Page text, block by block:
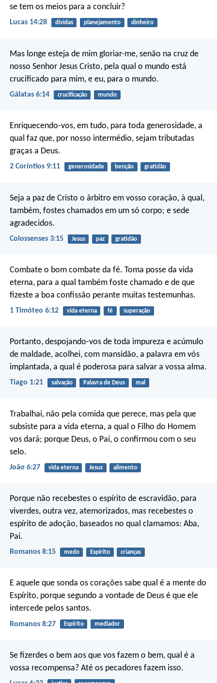
se tem os meios para a concluir?
Lucas 14:28 dívidas planejamento dinheiro
Mas longe esteja de mim gloriar-me, senão na cruz de
nosso Senhor Jesus Cristo, pela qual o mundo está
crucificado para mim, e eu, para o mundo.
Gálatas 6:14 crucificação mundo
Enriquecendo-vos, em tudo, para toda generosidade, a
qual faz que, por nosso intermédio, sejam tributadas
graças a Deus.
2 Coríntios 9:11 generosidade benção gratidão
Seja a paz de Cristo o árbitro em vosso coração, à qual,
também, fostes chamados em um só corpo; e sede
agradecidos.
Colossenses 3:15 Jesus paz gratidão
Combate o bom combate da fé. Toma posse da vida
eterna, para a qual também foste chamado e de que
fizeste a boa confissão perante muitas testemunhas.
1 Timóteo 6:12 vida eterna fé superação
Portanto, despojando-vos de toda impureza e acúmulo
de maldade, acolhei, com mansidão, a palavra em vós
implantada, a qual é poderosa para salvar a vossa alma.
Tiago 1:21 salvação Palavra de Deus mal
Trabalhai, não pela comida que perece, mas pela que
subsiste para a vida eterna, a qual o Filho do Homem
vos dará; porque Deus, o Pai, o confirmou com o seu
selo.
João 6:27 vida eterna Jesus alimento
Porque não recebestes o espírito de escravidão, para
viverdes, outra vez, atemorizados, mas recebestes o
espírito de adoção, baseados no qual clamamos: Aba,
Pai.
Romanos 8:15 medo Espírito crianças
E aquele que sonda os corações sabe qual é a mente do
Espírito, porque segundo a vontade de Deus é que ele
intercede pelos santos.
Romanos 8:27 Espírito mediador
Se fizerdes o bem aos que vos fazem o bem, qual é a
vossa recompensa? Até os pecadores fazem isso.